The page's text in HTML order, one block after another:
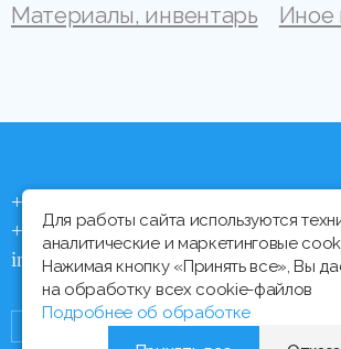
Материалы, инвентарь
Иное
+375 (44) 704 92 06
+375 (17) 373 21 33
info@ipmtorgi.by
Для работы сайта используются
аналитические и маркетинговые
Нажимая кнопку «Принять все», Вы
на обработку всех cookie-файлов
Подробнее об обработке